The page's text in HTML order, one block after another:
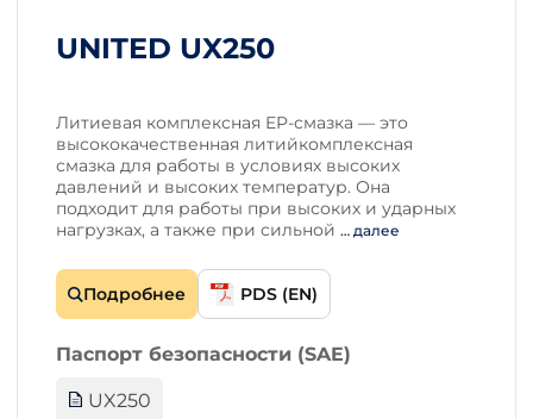
UNITED UX250
Литиевая комплексная EP-смазка — это
высококачественная литийкомплексная
смазка для работы в условиях высоких
давлений и высоких температур. Она
подходит для работы при высоких и ударных
нагрузках, а также при сильной… далее
Подробнее PDS (EN)
Паспорт безопасности (SAE)
UX250